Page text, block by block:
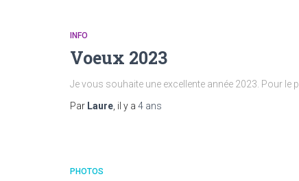
INFO
Voeux 2023
Je vous souhaite une excellente année 2023. Pour le
Par Laure , il y a 4 ans
PHOTOS